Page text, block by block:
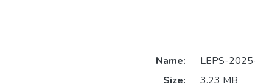
Name:
LEPS-
Size:
3.23 MB